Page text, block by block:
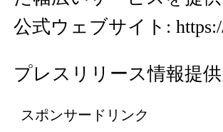
公式ウェブサイト:
プレスリリース情報提供
スポンサードリンク